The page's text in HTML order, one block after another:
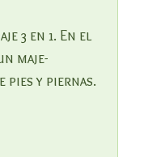
3 en 1. En el
maje-
pies y piernas.